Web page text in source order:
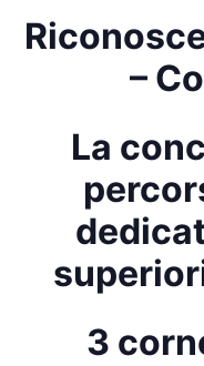
–
La
3